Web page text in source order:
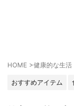
HOME >健康的な生活
おすすめアイテム